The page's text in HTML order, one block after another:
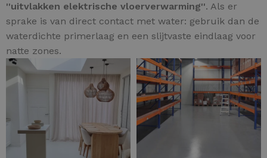
''uitvlakken elektrische vloerverwarming''. Als er
sprake is van direct contact met water: gebruik dan de
waterdichte primerlaag en een slijtvaste eindlaag voor
natte zones.